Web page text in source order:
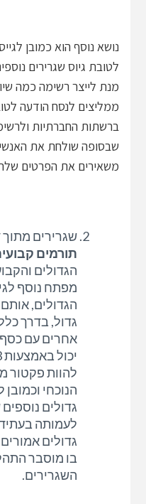
נושא נוסף הוא כמובן
לטובת גיוס שגרירים
מנת לייצר רשימה כמה
ממליצים לנסח הודעה
ברשתות החברתיות
שבסופה שולחת את
משאירים את הפרטים
שגרירים
תורמים
הגדולים
מפתח נוסף
הגדולים,
גדול, בדרך
אחרים עם כסף
להוות פקטור
הנוכחי
גדולים
לעמותה
גדולים
בו מוסבר
השגרירים.